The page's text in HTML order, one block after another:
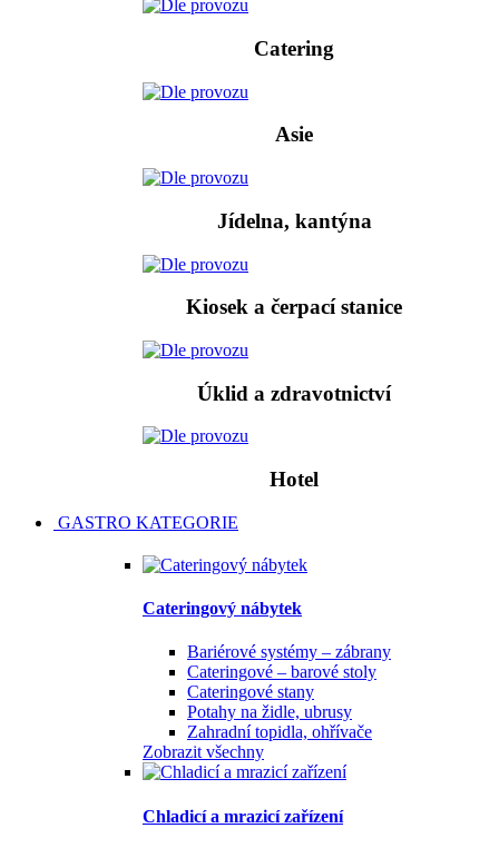
Catering
Asie
Jídelna, kantýna
Kiosek a čerpací stanice
Úklid a zdravotnictví
Hotel
GASTRO KATEGORIE
Cateringový nábytek
Bariérové systémy – zábrany
Cateringové – barové stoly
Cateringové stany
Potahy na židle, ubrusy
Zahradní topidla, ohřívače
Zobrazit všechny
Chladicí a mrazicí zařízení